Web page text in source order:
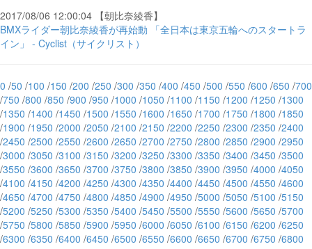
2017/08/06 12:00:04 【朝比奈綾香】
BMXライダー朝比奈綾香が再始動 「全日本は東京五輪へのスタートラ
イン」 - Cyclist（サイクリスト）
0 /50 /100 /150 /200 /250 /300 /350 /400 /450 /500 /550 /600 /650 /700
/750 /800 /850 /900 /950 /1000 /1050 /1100 /1150 /1200 /1250 /1300
/1350 /1400 /1450 /1500 /1550 /1600 /1650 /1700 /1750 /1800 /1850
/1900 /1950 /2000 /2050 /2100 /2150 /2200 /2250 /2300 /2350 /2400
/2450 /2500 /2550 /2600 /2650 /2700 /2750 /2800 /2850 /2900 /2950
/3000 /3050 /3100 /3150 /3200 /3250 /3300 /3350 /3400 /3450 /3500
/3550 /3600 /3650 /3700 /3750 /3800 /3850 /3900 /3950 /4000 /4050
/4100 /4150 /4200 /4250 /4300 /4350 /4400 /4450 /4500 /4550 /4600
/4650 /4700 /4750 /4800 /4850 /4900 /4950 /5000 /5050 /5100 /5150
/5200 /5250 /5300 /5350 /5400 /5450 /5500 /5550 /5600 /5650 /5700
/5750 /5800 /5850 /5900 /5950 /6000 /6050 /6100 /6150 /6200 /6250
/6300 /6350 /6400 /6450 /6500 /6550 /6600 /6650 /6700 /6750 /6800